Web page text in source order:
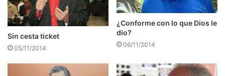
Sin cesta ticket
05/11/2014
¿Conforme con lo que Dios le
dio?
06/11/2014